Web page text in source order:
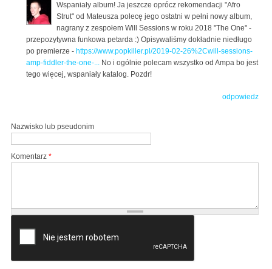
Wspaniały album! Ja jeszcze oprócz rekomendacji "Afro
Strut" od Mateusza polecę jego ostatni w pełni nowy album,
nagrany z zespołem Will Sessions w roku 2018 "The One" -
przepozytywna funkowa petarda :) Opisywaliśmy dokładnie niedługo
po premierze - https://www.popkiller.pl/2019-02-26%2Cwill-sessions-
amp-fiddler-the-one-... No i ogólnie polecam wszystko od Ampa bo jest
tego więcej, wspaniały katalog. Pozdr!
odpowiedz
Nazwisko lub pseudonim
Komentarz *